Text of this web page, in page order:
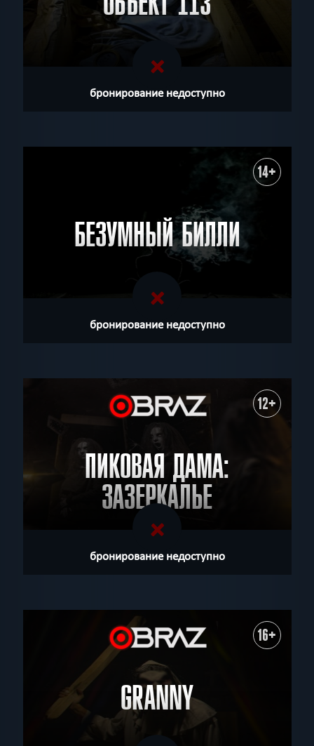
бронирование недоступно
14+
БЕЗУМНЫЙ БИЛЛИ
бронирование недоступно
12+
ПИКОВАЯ ДАМА:
ЗАЗЕРКАЛЬЕ
бронирование недоступно
16+
GRANNY